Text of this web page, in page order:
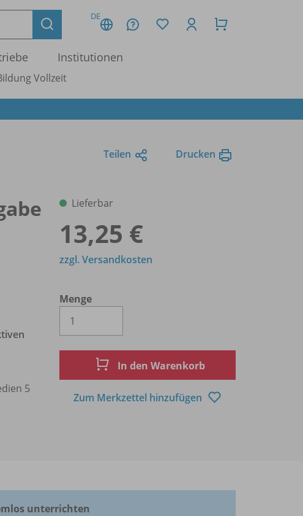
DE
Institutionen
Vollzeit
Teilen Drucken
5
Lieferbar
13,25 €
Menge
zzgl. Versandkosten
In den Warenkorb
Zum Merkzettel hinzufügen
unterrichten